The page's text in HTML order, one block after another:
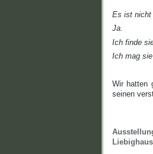
Es ist nicht
Ja.
Ich finde
Ich mag
Wir hatten
seinen